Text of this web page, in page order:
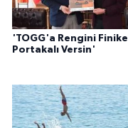
'TOGG'a Rengini Finike
Portakalı Versin'